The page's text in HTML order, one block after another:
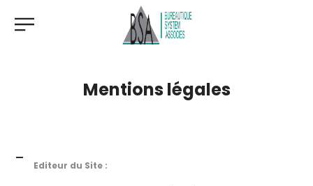
Mentions légales
Editeur du Site :